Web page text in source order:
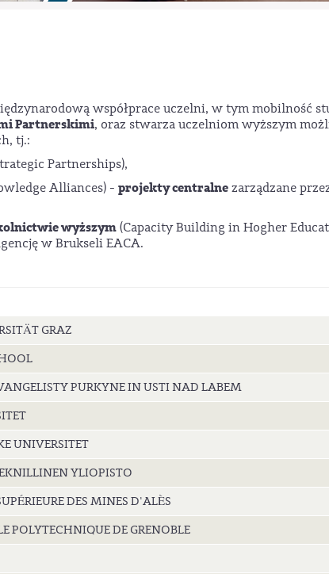
współprace uczelni, w tym mobilność
Partnerskimi, oraz stwarza uczelniom wyższym
tj.:
Partnerships),
Alliances) - projekty centralne zarządzane
wyższym (Capacity Building in Hogher
w Brukseli EACA.
GRAZ
PURKYNE IN USTI NAD LABEM
UNIVERSITET
YLIOPISTO
DES MINES D'ALÈS
POLYTECHNIQUE DE GRENOBLE